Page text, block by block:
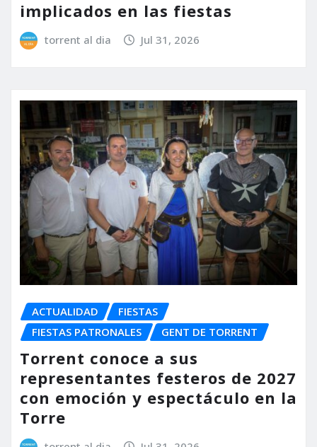
implicados en las fiestas
torrent al dia Jul 31, 2026
ACTUALIDAD
FIESTAS
FIESTAS PATRONALES
GENT DE TORRENT
Torrent conoce a sus
representantes festeros de 2027
con emoción y espectáculo en la
Torre